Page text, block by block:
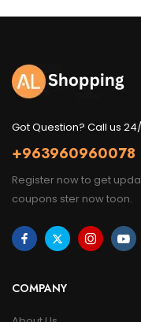
Got Question? Call us
+963960960078
Register now to get
coupons ster now toon.
COMPANY